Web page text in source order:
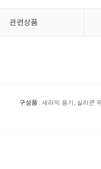
관련상품
구성품 : 세라믹 용기, 실리콘